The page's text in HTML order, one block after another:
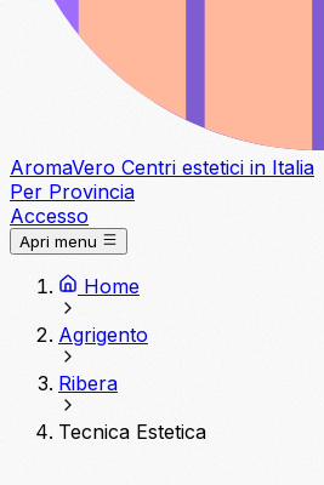
AromaVero Centri estetici in Italia
Per Provincia
Accesso
Apri menu
Home
Agrigento
Ribera
Tecnica Estetica